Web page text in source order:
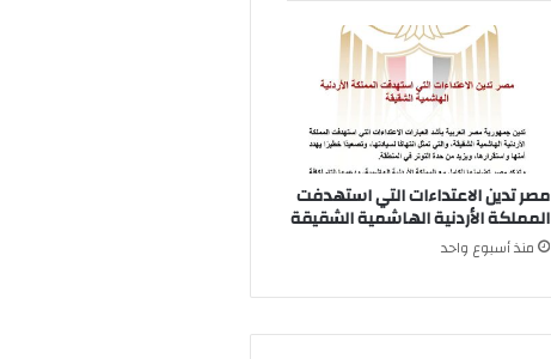
مصر تدين الاعتداءات التي استهدفت
المملكة الأردنية الهاشمية الشقيقة
منذ أسبوع واحد